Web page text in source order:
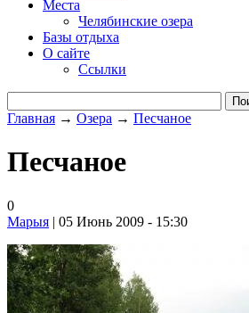
Места
Челябинские озера
Базы отдыха
О сайте
Ссылки
Главная → Озера → Песчаное
Песчаное
0
Марыя | 05 Июнь 2009 - 15:30